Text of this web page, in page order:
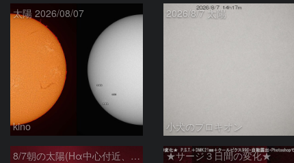
太陽 2026/08/07
kino
2026/8/7 太陽
小犬のプロキオン
8/7朝の太陽(Hα中心付近、プロミネンス) ★サージ３日間の変化★